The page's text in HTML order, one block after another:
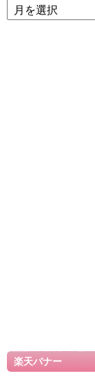
楽天バナー